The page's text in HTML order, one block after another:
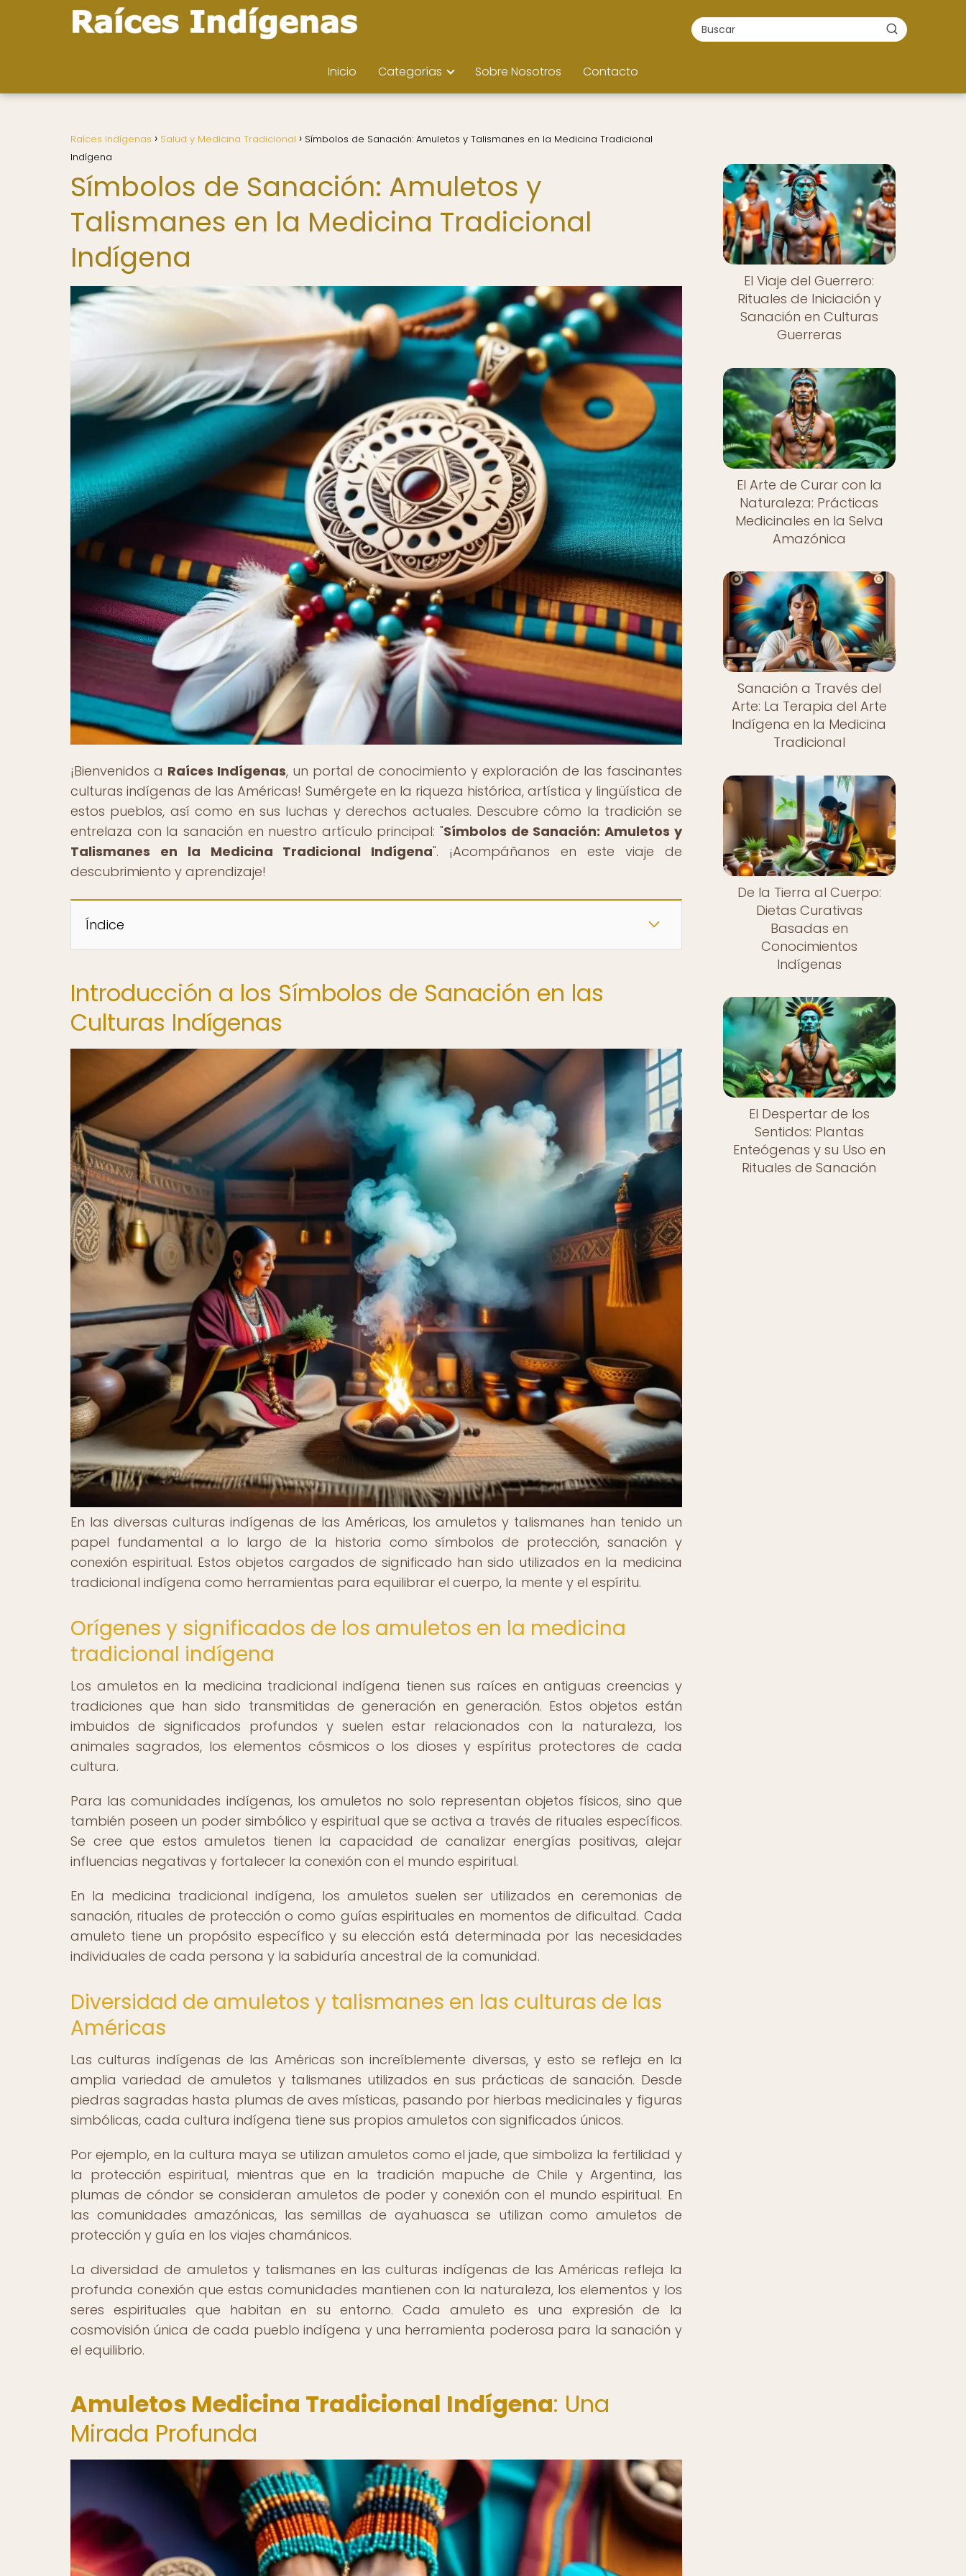
Inicio Categorías Sobre Nosotros Contacto
Raíces Indígenas Salud y Medicina Tradicional
Símbolos de Sanación: Amuletos y Talismanes en la Medicina Tradicional
Indígena
Símbolos de Sanación: Amuletos y
Talismanes en la Medicina Tradicional
Indígena
¡Bienvenidos a Raíces Indígenas, un portal de conocimiento y exploración de las fascinantes
culturas indígenas de las Américas! Sumérgete en la riqueza histórica, artística y lingüística de
estos pueblos, así como en sus luchas y derechos actuales. Descubre cómo la tradición se
entrelaza con la sanación en nuestro artículo principal: "Símbolos de Sanación: Amuletos y
Talismanes en la Medicina Tradicional Indígena". ¡Acompáñanos en este viaje de
descubrimiento y aprendizaje!
Índice
Introducción a los Símbolos de Sanación en las
Culturas Indígenas
En las diversas culturas indígenas de las Américas, los amuletos y talismanes han tenido un
papel fundamental a lo largo de la historia como símbolos de protección, sanación y
conexión espiritual. Estos objetos cargados de significado han sido utilizados en la medicina
tradicional indígena como herramientas para equilibrar el cuerpo, la mente y el espíritu.
Orígenes y significados de los amuletos en la medicina
tradicional indígena
Los amuletos en la medicina tradicional indígena tienen sus raíces en antiguas creencias y
tradiciones que han sido transmitidas de generación en generación. Estos objetos están
imbuidos de significados profundos y suelen estar relacionados con la naturaleza, los
animales sagrados, los elementos cósmicos o los dioses y espíritus protectores de cada
cultura.
Para las comunidades indígenas, los amuletos no solo representan objetos físicos, sino que
también poseen un poder simbólico y espiritual que se activa a través de rituales específicos.
Se cree que estos amuletos tienen la capacidad de canalizar energías positivas, alejar
influencias negativas y fortalecer la conexión con el mundo espiritual.
En la medicina tradicional indígena, los amuletos suelen ser utilizados en ceremonias de
sanación, rituales de protección o como guías espirituales en momentos de dificultad. Cada
amuleto tiene un propósito específico y su elección está determinada por las necesidades
individuales de cada persona y la sabiduría ancestral de la comunidad.
Diversidad de amuletos y talismanes en las culturas de las
Américas
Las culturas indígenas de las Américas son increíblemente diversas, y esto se refleja en la
amplia variedad de amuletos y talismanes utilizados en sus prácticas de sanación. Desde
piedras sagradas hasta plumas de aves místicas, pasando por hierbas medicinales y figuras
simbólicas, cada cultura indígena tiene sus propios amuletos con significados únicos.
Por ejemplo, en la cultura maya se utilizan amuletos como el jade, que simboliza la fertilidad y
la protección espiritual, mientras que en la tradición mapuche de Chile y Argentina, las
plumas de cóndor se consideran amuletos de poder y conexión con el mundo espiritual. En
las comunidades amazónicas, las semillas de ayahuasca se utilizan como amuletos de
protección y guía en los viajes chamánicos.
La diversidad de amuletos y talismanes en las culturas indígenas de las Américas refleja la
profunda conexión que estas comunidades mantienen con la naturaleza, los elementos y los
seres espirituales que habitan en su entorno. Cada amuleto es una expresión de la
cosmovisión única de cada pueblo indígena y una herramienta poderosa para la sanación y
el equilibrio.
Amuletos Medicina Tradicional Indígena: Una
Mirada Profunda
El Viaje del Guerrero:
Rituales de Iniciación y
Sanación en Culturas
Guerreras
El Arte de Curar con la
Naturaleza: Prácticas
Medicinales en la Selva
Amazónica
Sanación a Través del
Arte: La Terapia del Arte
Indígena en la Medicina
Tradicional
De la Tierra al Cuerpo:
Dietas Curativas
Basadas en
Conocimientos
Indígenas
El Despertar de los
Sentidos: Plantas
Enteógenas y su Uso en
Rituales de Sanación